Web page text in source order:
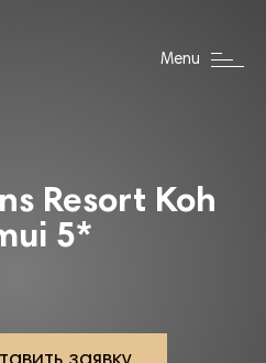
Menu
Resort Koh
5*